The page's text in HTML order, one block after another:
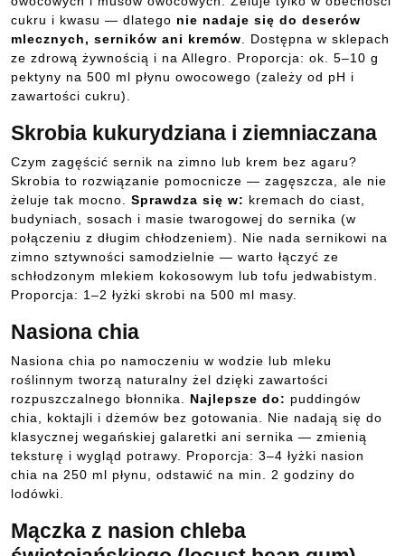
cukru i kwasu — dlatego nie nadaje się do deserów
mlecznych, serników ani kremów. Dostępna w sklepach
ze zdrową żywnością i na Allegro. Proporcja: ok. 5–10 g
pektyny na 500 ml płynu owocowego (zależy od pH i
zawartości cukru).
Skrobia kukurydziana i ziemniaczana
Czym zagęścić sernik na zimno lub krem bez agaru?
Skrobia to rozwiązanie pomocnicze — zagęszcza, ale nie
żeluje tak mocno. Sprawdza się w: kremach do ciast,
budyniach, sosach i masie twarogowej do sernika (w
połączeniu z długim chłodzeniem). Nie nada sernikowi na
zimno sztywności samodzielnie — warto łączyć ze
schłodzonym mlekiem kokosowym lub tofu jedwabistym.
Proporcja: 1–2 łyżki skrobi na 500 ml masy.
Nasiona chia
Nasiona chia po namoczeniu w wodzie lub mleku
roślinnym tworzą naturalny żel dzięki zawartości
rozpuszczalnego błonnika. Najlepsze do: puddingów
chia, koktajli i dżemów bez gotowania. Nie nadają się do
klasycznej wegańskiej galaretki ani sernika — zmienią
teksturę i wygląd potrawy. Proporcja: 3–4 łyżki nasion
chia na 250 ml płynu, odstawić na min. 2 godziny do
lodówki.
Mączka z nasion chleba